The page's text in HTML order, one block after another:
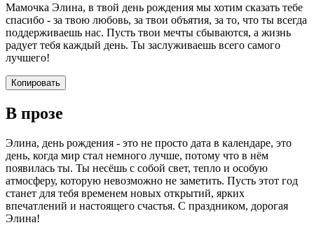
Мамочка Элина, в твой день рождения мы хотим сказать тебе
спасибо - за твою любовь, за твои объятия, за то, что ты всегда
поддерживаешь нас. Пусть твои мечты сбываются, а жизнь
радует тебя каждый день. Ты заслуживаешь всего самого
лучшего!
Копировать
В прозе
Элина, день рождения - это не просто дата в календаре, это
день, когда мир стал немного лучше, потому что в нём
появилась ты. Ты несёшь с собой свет, тепло и особую
атмосферу, которую невозможно не заметить. Пусть этот год
станет для тебя временем новых открытий, ярких
впечатлений и настоящего счастья. С праздником, дорогая
Элина!